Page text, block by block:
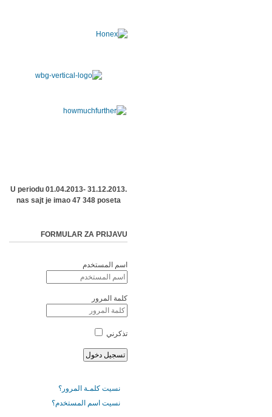
U periodu 01.04.2013- 31.12.2013.
nas sajt je imao 47 348 poseta
FORMULAR ZA PRIJAVU
اسم المستخدم
كلمة المرور
تذكرني
نسيت كلمـة المرور؟
نسيت اسم المستخدم؟